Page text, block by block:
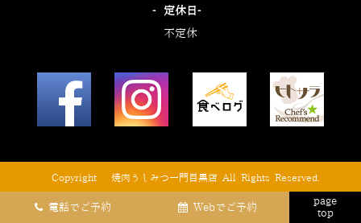
‐定休日‐
不定休
© Copyright © 焼肉うしみつ一門目黒店 All Rights Reserved.
電話でご予約 Webでご予約
page
top